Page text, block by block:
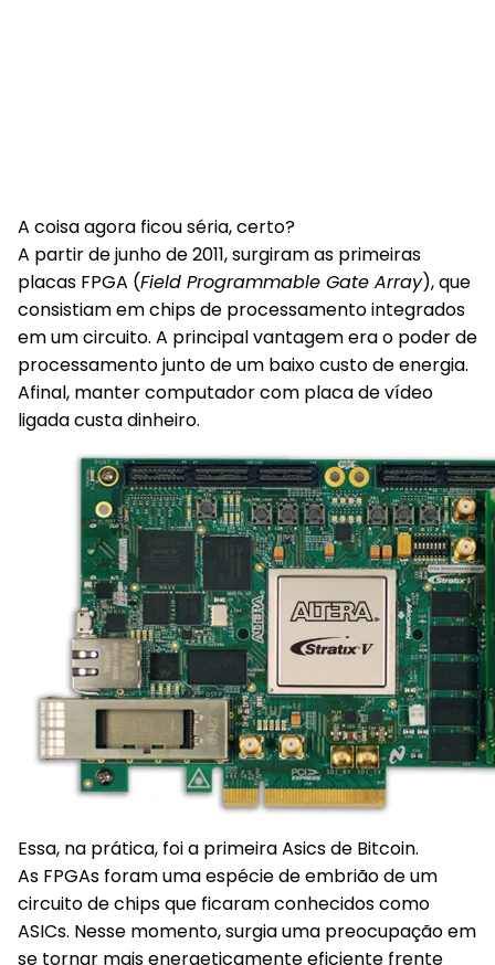
A coisa agora ficou séria, certo?
A partir de junho de 2011, surgiram as primeiras
placas FPGA (Field Programmable Gate Array), que
consistiam em chips de processamento integrados
em um circuito. A principal vantagem era o poder de
processamento junto de um baixo custo de energia.
Afinal, manter computador com placa de vídeo
ligada custa dinheiro.
Essa, na prática, foi a primeira Asics de Bitcoin.
As FPGAs foram uma espécie de embrião de um
circuito de chips que ficaram conhecidos como
ASICs. Nesse momento, surgia uma preocupação em
se tornar mais energeticamente eficiente frente